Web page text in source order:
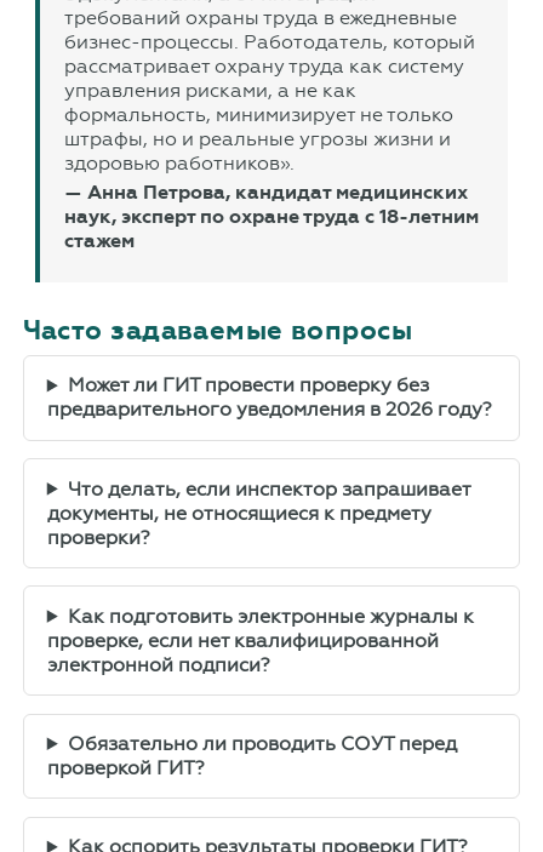
требований охраны труда в ежедневные
бизнес-процессы. Работодатель, который
рассматривает охрану труда как систему
управления рисками, а не как
формальность, минимизирует не только
штрафы, но и реальные угрозы жизни и
здоровью работников».
— Анна Петрова, кандидат медицинских
наук, эксперт по охране труда с 18-летним
стажем
Часто задаваемые вопросы
Может ли ГИТ провести проверку без
предварительного уведомления в 2026 году?
Что делать, если инспектор запрашивает
документы, не относящиеся к предмету
проверки?
Как подготовить электронные журналы к
проверке, если нет квалифицированной
электронной подписи?
Обязательно ли проводить СОУТ перед
проверкой ГИТ?
Как оспорить результаты проверки ГИТ?